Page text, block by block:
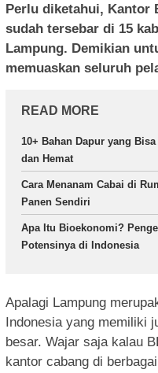
Perlu diketahui, Kantor
sudah tersebar di 15
Lampung. Demikian
memuaskan seluruh
READ MORE
10+ Bahan Dapur yang
dan Hemat
Cara Menanam Cabai di
Panen Sendiri
Apa Itu Bioekonomi?
Potensinya di Indonesia
Apalagi Lampung
Indonesia yang memiliki
besar. Wajar saja kalau
kantor cabang di